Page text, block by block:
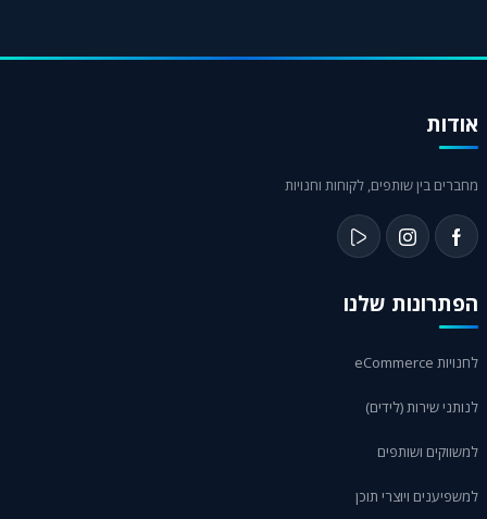
אודות
מחברים בין שותפים, לקוחות וחנויות
הפתרונות שלנו
לחנויות eCommerce
לנותני שירות (לידים)
למשווקים ושותפים
למשפיענים ויוצרי תוכן